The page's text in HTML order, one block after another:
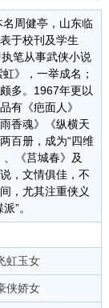
周健亭，山东临
于校刊及学生
笔从事武侠小说
》，一举成名；
多。1967年更以
有《疤面人》
香魂》《纵横天
百册，成为“四维
《莒城春》及
，文情俱佳，不
，尤其注重侠义
”。
虹玉女
侠娇女